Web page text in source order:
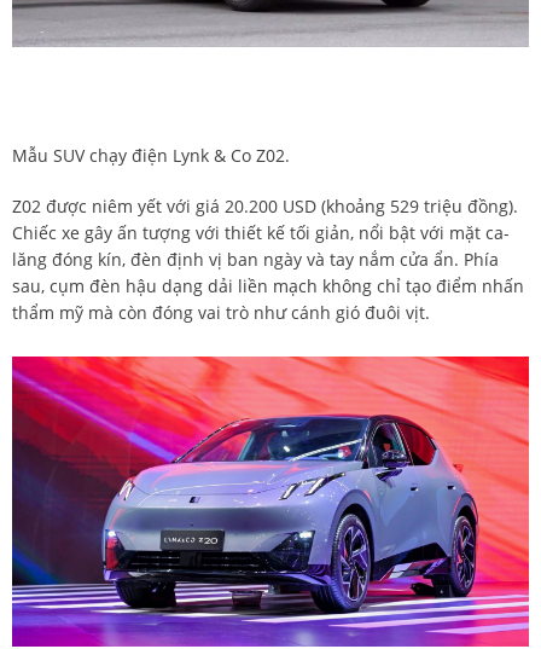
Mẫu SUV chạy điện Lynk & Co Z02.
Z02 được niêm yết với giá 20.200 USD (khoảng 529 triệu đồng).
Chiếc xe gây ấn tượng với thiết kế tối giản, nổi bật với mặt ca-
lăng đóng kín, đèn định vị ban ngày và tay nắm cửa ẩn. Phía
sau, cụm đèn hậu dạng dải liền mạch không chỉ tạo điểm nhấn
thẩm mỹ mà còn đóng vai trò như cánh gió đuôi vịt.